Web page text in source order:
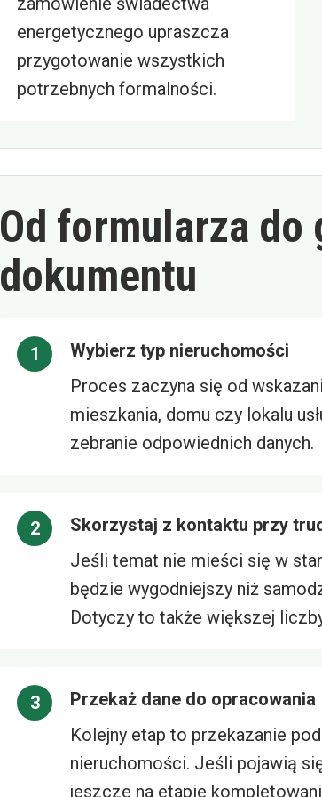
energetycznego upraszcza
przygotowanie wszystkich
potrzebnych formalności.
Od formularza do
dokumentu
Wybierz typ nieruchomości
Proces zaczyna się od
mieszkania, domu czy lokalu
zebranie odpowiednich danych.
Skorzystaj z kontaktu przy
Jeśli temat nie mieści się w
będzie wygodniejszy niż
Dotyczy to także większej
Przekaż dane do opracowania
Kolejny etap to przekazanie
nieruchomości. Jeśli pojawią
jeszcze na etapie